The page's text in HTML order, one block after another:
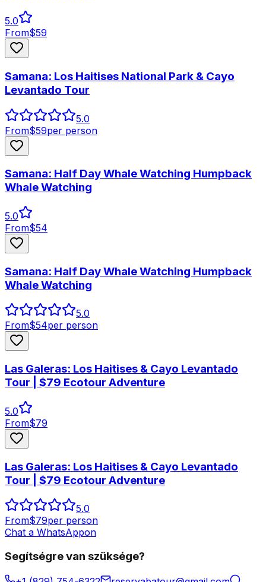
5.0
From$59
Samana: Los Haitises National Park & Cayo
Levantado Tour
5.0
From$59per person
Samana: Half Day Whale Watching Humpback
Whale Watching
5.0
From$54
Samana: Half Day Whale Watching Humpback
Whale Watching
5.0
From$54per person
Las Galeras: Los Haitises & Cayo Levantado
Tour | $79 Ecotour Adventure
5.0
From$79
Las Galeras: Los Haitises & Cayo Levantado
Tour | $79 Ecotour Adventure
5.0
From$79per person
Chat a WhatsAppon
Segítségre van szüksége?